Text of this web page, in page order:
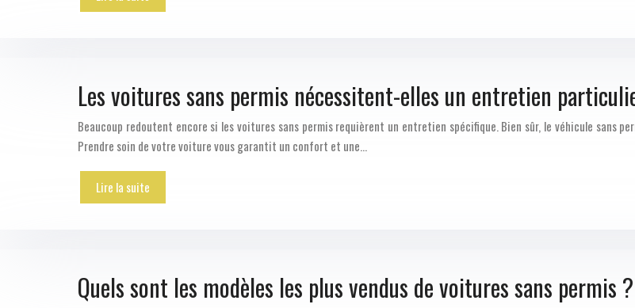
Les voitures sans permis nécessitent-elles un entretien
Beaucoup redoutent encore si les voitures sans permis requièrent un entretien spécifique. Bien sûr, le véhicule sans
Prendre soin de votre voiture vous garantit un confort et une…
Lire la suite
Quels sont les modèles les plus vendus de voitures sans permis ?